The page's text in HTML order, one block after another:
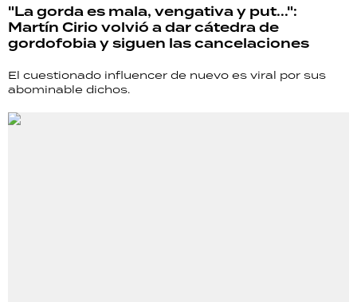
"La gorda es mala, vengativa y put...":
Martín Cirio volvió a dar cátedra de
gordofobia y siguen las cancelaciones
El cuestionado influencer de nuevo es viral por sus
abominable dichos.